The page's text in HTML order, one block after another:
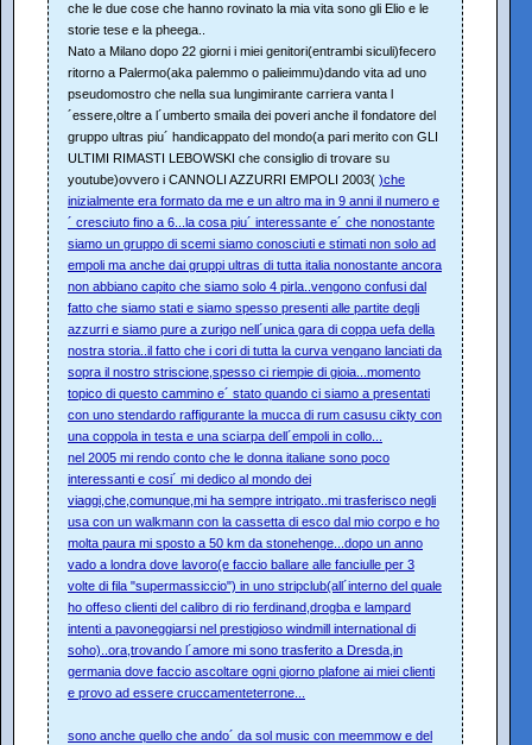
che le due cose che hanno rovinato la mia vita sono gli Elio e le
storie tese e la pheega..
Nato a Milano dopo 22 giorni i miei genitori(entrambi siculi)fecero
ritorno a Palermo(aka palemmo o palieimmu)dando vita ad uno
pseudomostro che nella sua lungimirante carriera vanta l
´essere,oltre a l´umberto smaila dei poveri anche il fondatore del
gruppo ultras piu´ handicappato del mondo(a pari merito con GLI
ULTIMI RIMASTI LEBOWSKI che consiglio di trovare su
youtube)ovvero i CANNOLI AZZURRI EMPOLI 2003( )che
inizialmente era formato da me e un altro ma in 9 anni il numero e
´ cresciuto fino a 6...la cosa piu´ interessante e´ che nonostante
siamo un gruppo di scemi siamo conosciuti e stimati non solo ad
empoli ma anche dai gruppi ultras di tutta italia nonostante ancora
non abbiano capito che siamo solo 4 pirla..vengono confusi dal
fatto che siamo stati e siamo spesso presenti alle partite degli
azzurri e siamo pure a zurigo nell´unica gara di coppa uefa della
nostra storia..il fatto che i cori di tutta la curva vengano lanciati da
sopra il nostro striscione,spesso ci riempie di gioia...momento
topico di questo cammino e´ stato quando ci siamo a presentati
con uno stendardo raffigurante la mucca di rum casusu cikty con
una coppola in testa e una sciarpa dell´empoli in collo...
nel 2005 mi rendo conto che le donna italiane sono poco
interessanti e cosi´ mi dedico al mondo dei
viaggi,che,comunque,mi ha sempre intrigato..mi trasferisco negli
usa con un walkmann con la cassetta di esco dal mio corpo e ho
molta paura mi sposto a 50 km da stonehenge...dopo un anno
vado a londra dove lavoro(e faccio ballare alle fanciulle per 3
volte di fila "supermassiccio") in uno stripclub(all´interno del quale
ho offeso clienti del calibro di rio ferdinand,drogba e lampard
intenti a pavoneggiarsi nel prestigioso windmill international di
soho)..ora,trovando l´amore mi sono trasferito a Dresda,in
germania dove faccio ascoltare ogni giorno plafone ai miei clienti
e provo ad essere cruccamenteterrone...
sono anche quello che ando´ da sol music con meemmow e del